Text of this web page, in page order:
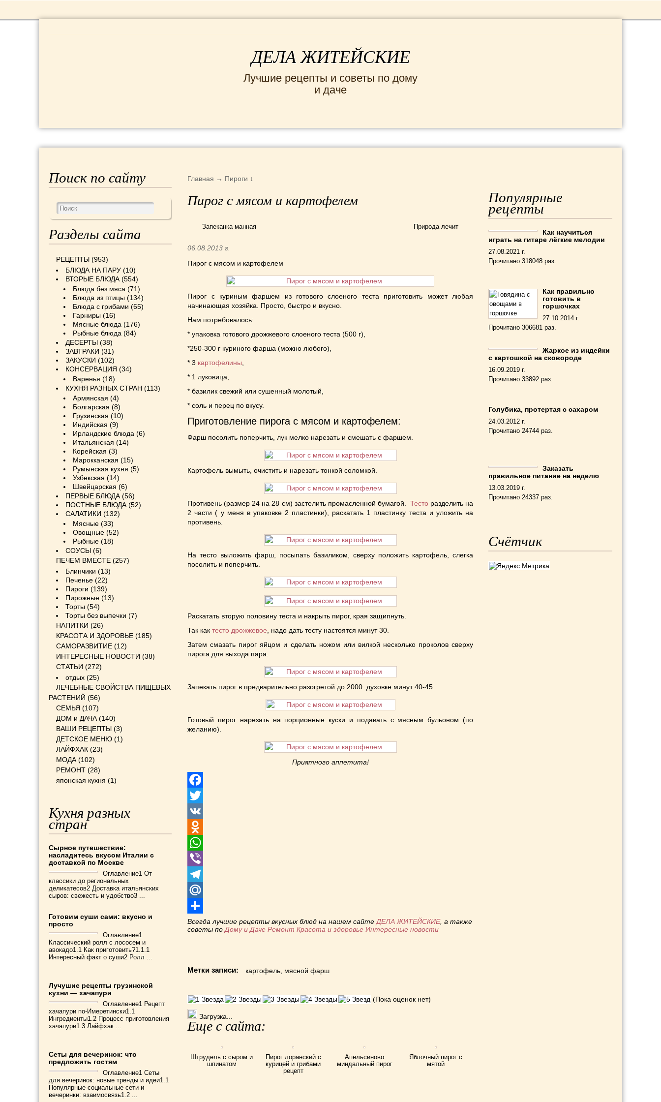
ДЕЛА ЖИТЕЙСКИЕ
Лучшие рецепты и советы по дому
и даче
Главная → Пироги ↓
Пирог с мясом и картофелем
Запеканка манная Природа лечит
06.08.2013 г.
Пирог с мясом и картофелем
Пирог с куриным фаршем из готового слоеного теста приготовить может любая
начинающая хозяйка. Просто, быстро и вкусно.
Нам потребовалось:
* упаковка готового дрожжевого слоеного теста (500 г),
*250-300 г куриного фарша (можно любого),
* 3 картофелины
* 1 луковица,
* базилик свежий или сушенный молотый,
* соль и перец по вкусу.
Приготовление пирога с мясом и картофелем:
Фарш посолить поперчить, лук мелко нарезать и смешать с фаршем.
Картофель вымыть, очистить и нарезать тонкой соломкой.
Противень (размер 24 на 28 см) застелить промасленной бумагой. Тесторазделить на
2 части ( у меня в упаковке 2 пластинки), раскатать 1 пластинку теста и уложить на
противень.
На тесто выложить фарш, посыпать базиликом, сверху положить картофель, слегка
посолить и поперчить.
Раскатать вторую половину теста и накрыть пирог, края защипнуть.
Так кактесто дрожжевое , надо дать тесту настоятся минут 30.
Затем смазать пирог яйцом и сделать ножом или вилкой несколько проколов сверху
пирога для выхода пара.
Запекать пирог в предварительно разогретой до 2000 духовке минут 40-45.
Готовый пирог нарезать на порционные куски и подавать с мясным бульоном (по
желанию).
Приятного аппетита!
Facebook
Twitter
VK
Odnoklassniki
WhatsApp
Viber
Telegram
Mail.Ru
Отправить
Всегда лучшие рецепты вкусных блюд на нашем сайтеДЕЛА ЖИТЕЙСКИЕ, а также
советы поДому и Даче Ремонт Красота и здоровье Интересные новости
Метки записи: картофель мясной фарш
(Пока оценок нет)
Загрузка...
Еще с сайта:
Штрудель с сыром и
шпинатом
Пирог лоранский с
курицей и грибами
рецепт
Апельсиново
миндальный пирог
Яблочный пирог с
мятой
Поиск по сайту
Разделы сайта
РЕЦЕПТЫ (953)
БЛЮДА НА ПАРУ (10)
ВТОРЫЕ БЛЮДА (554)
Блюда без мяса (71)
Блюда из птицы (134)
Блюда с грибами (65)
Гарниры (16)
Мясные блюда (176)
Рыбные блюда (84)
ДЕСЕРТЫ (38)
ЗАВТРАКИ (31)
ЗАКУСКИ (102)
КОНСЕРВАЦИЯ (34)
Варенья (18)
КУХНЯ РАЗНЫХ СТРАН (113)
Армянская (4)
Болгарская (8)
Грузинская (10)
Индийская (9)
Ирландские блюда (6)
Итальянская (14)
Корейская (3)
Марокканская (15)
Румынская кухня (5)
Узбекская (14)
Швейцарская (6)
ПЕРВЫЕ БЛЮДА (56)
ПОСТНЫЕ БЛЮДА (52)
САЛАТИКИ (132)
Мясные (33)
Овощные (52)
Рыбные (18)
СОУСЫ (6)
ПЕЧЕМ ВМЕСТЕ (257)
Блинчики (13)
Печенье (22)
Пироги (139)
Пирожные (13)
Торты (54)
Торты без выпечки (7)
НАПИТКИ (26)
КРАСОТА И ЗДОРОВЬЕ (185)
САМОРАЗВИТИЕ (12)
ИНТЕРЕСНЫЕ НОВОСТИ (38)
СТАТЬИ (272)
отдых (25)
ЛЕЧЕБНЫЕ СВОЙСТВА ПИЩЕВЫХ
РАСТЕНИЙ (56)
СЕМЬЯ (107)
ДОМ и ДАЧА (140)
ВАШИ РЕЦЕПТЫ (3)
ДЕТСКОЕ МЕНЮ (1)
ЛАЙФХАК (23)
МОДА (102)
РЕМОНТ (28)
японская кухня (1)
Кухня разных
стран
Сырное путешествие:
насладитесь вкусом Италии с
доставкой по Москве
Оглавление1 От
классики до региональных
деликатесов2 Доставка итальянских
сыров: свежесть и удобство3 ...
Готовим суши сами: вкусно и
просто
Оглавление1
Классический ролл с лососем и
авокадо1.1 Как приготовить?1.1.1
Интересный факт о суши2 Ролл ...
Лучушие рецепты грузинской
кухни — хачапури
Оглавление1 Рецепт
хачапури по-Имеретински1.1
Ингредиенты1.2 Процесс приготовления
хачапури1.3 Лайфхак ...
Сеты для вечеринок: что
предложить гостям
Оглавление1 Сеты
для вечеринок: новые тренды и идеи1.1
Популярные социальные сети и
вечеринки: взаимосвязь1.2 ...
Популярные
рецепты
Как научиться
играть на гитаре лёгкие мелодии
27.08.2021 г.
Прочитано 318048 раз.
Как правильно
готовить в
горшочках
27.10.2014 г.
Прочитано 306681 раз.
Жаркое из индейки
с картошкой на сковороде
16.09.2019 г.
Прочитано 33892 раз.
Голубика, протертая с сахаром
24.03.2012 г.
Прочитано 24744 раз.
Заказать
правильное питание на неделю
13.03.2019 г.
Прочитано 24337 раз.
Счётчик